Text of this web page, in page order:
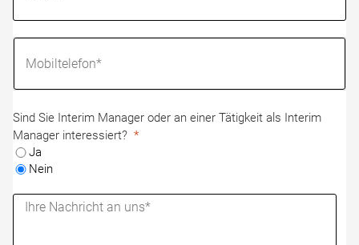
Sind Sie Interim Manager oder an einer Tätigkeit als Interim
Manager interessiert?
Ja
Nein